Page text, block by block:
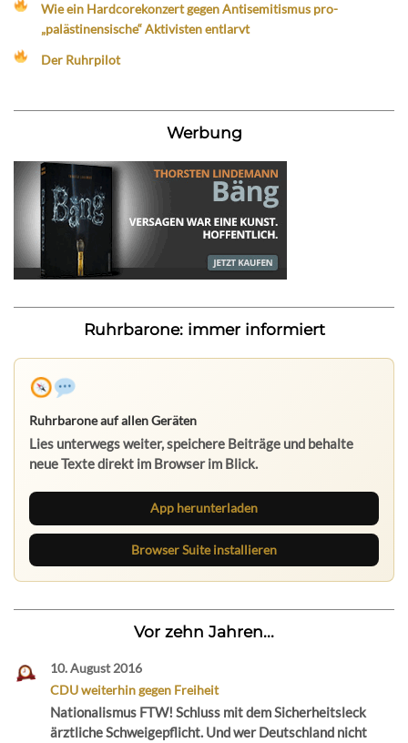
Wie ein Hardcorekonzert gegen Antisemitismus pro-
„palästinensische“ Aktivisten entlarvt
Der Ruhrpilot
Werbung
Ruhrbarone: immer informiert
Ruhrbarone auf allen Geräten
Lies unterwegs weiter, speichere Beiträge und behalte
neue Texte direkt im Browser im Blick.
App herunterladen
Browser Suite installieren
Vor zehn Jahren...
10. August 2016
CDU weiterhin gegen Freiheit
Nationalismus FTW! Schluss mit dem Sicherheitsleck
ärztliche Schweigepflicht. Und wer Deutschland nicht